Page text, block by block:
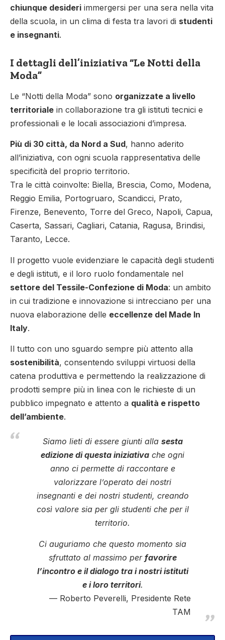
chiunque desideri immergersi per una sera nella vita
della scuola, in un clima di festa tra lavori di studenti
e insegnanti.
I dettagli dell’iniziativa “Le Notti della
Moda”
Le “Notti della Moda” sono organizzate a livello
territoriale in collaborazione tra gli istituti tecnici e
professionali e le locali associazioni d’impresa.
Più di 30 città, da Nord a Sud, hanno aderito
all’iniziativa, con ogni scuola rappresentativa delle
specificità del proprio territorio.
Tra le città coinvolte: Biella, Brescia, Como, Modena,
Reggio Emilia, Portogruaro, Scandicci, Prato,
Firenze, Benevento, Torre del Greco, Napoli, Capua,
Caserta, Sassari, Cagliari, Catania, Ragusa, Brindisi,
Taranto, Lecce.
Il progetto vuole evidenziare le capacità degli studenti
e degli istituti, e il loro ruolo fondamentale nel
settore del Tessile-Confezione di Moda: un ambito
in cui tradizione e innovazione si intrecciano per una
nuova elaborazione delle eccellenze del Made In
Italy.
Il tutto con uno sguardo sempre più attento alla
sostenibilità, consentendo sviluppi virtuosi della
catena produttiva e permettendo la realizzazione di
prodotti sempre più in linea con le richieste di un
pubblico impegnato e attento a qualità e rispetto
dell’ambiente.
Siamo lieti di essere giunti alla sesta
edizione di questa iniziativa che ogni
anno ci permette di raccontare e
valorizzare l’operato dei nostri
insegnanti e dei nostri studenti, creando
così valore sia per gli studenti che per il
territorio.
Ci auguriamo che questo momento sia
sfruttato al massimo per favorire
l’incontro e il dialogo tra i nostri istituti
e i loro territori.
Roberto Peverelli, Presidente Rete
TAM